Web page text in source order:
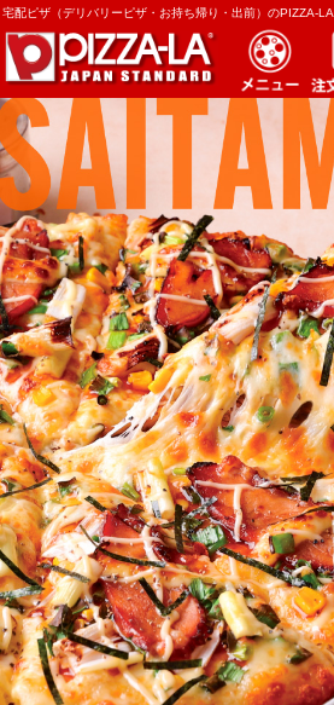
宅配ピザ（デリバリーピザ・お持ち帰り・出前）のPIZZA-LA